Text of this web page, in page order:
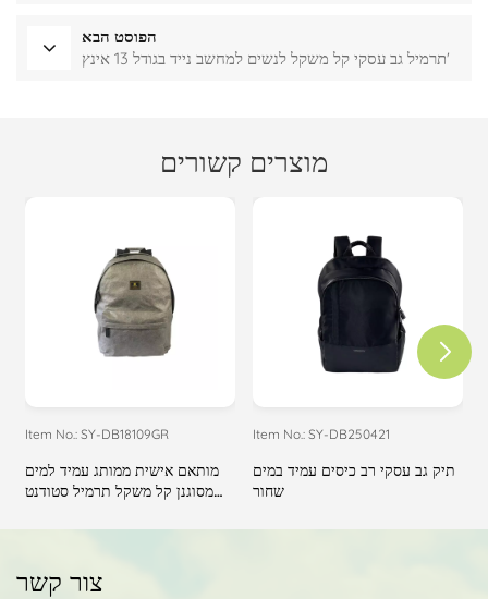
הפוסט הבא
תרמיל גב עסקי קל משקל לנשים למחשב נייד בגודל 13 אינץ'
מוצרים קשורים
Item No.: SY-DB18109GR
מותאם אישית ממותג עמיד למים
מסוגנן קל משקל תרמיל סטודנט
Item No.: SY-DB250421
תיק גב עסקי רב כיסים עמיד במים
שחור
צור קשר